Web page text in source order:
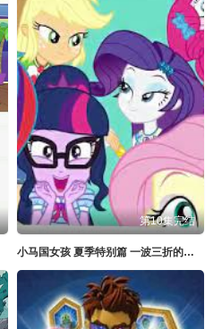
第10集完结
小马国女孩 夏季特别篇 一波三折的友谊